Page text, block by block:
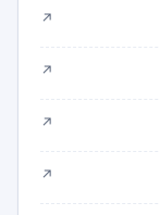
↗
↗
↗
↗